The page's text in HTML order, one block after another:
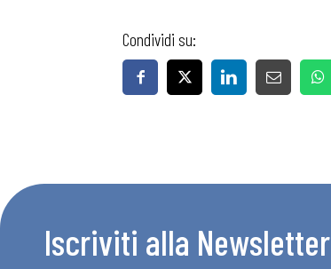
Condividi su:
Iscriviti alla Newsletter